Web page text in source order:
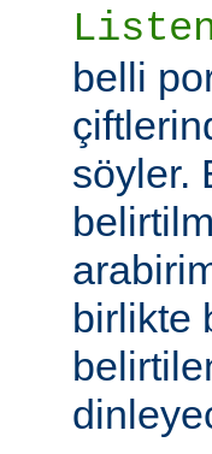
belli
söyler.
birlikte